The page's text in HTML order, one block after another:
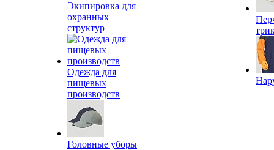
Экипировка для
охранных
структур
Одежда для
пищевых
производств
Головные уборы